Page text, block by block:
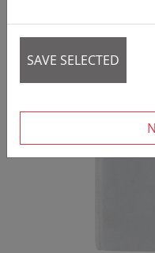
SAVE SELECTED